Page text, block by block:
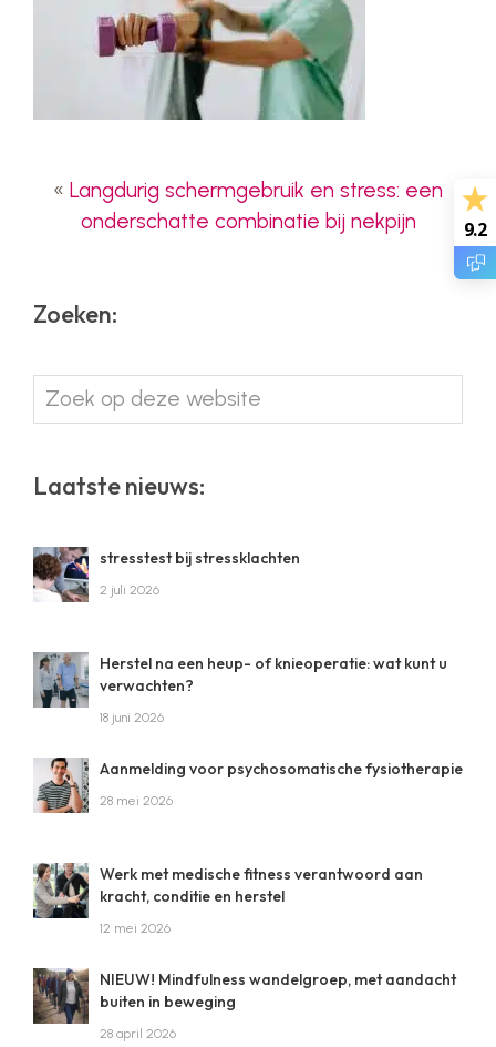
« Langdurig schermgebruik en stress: een
onderschatte combinatie bij nekpijn
Zoeken:
Zoek
op
website
Laatste nieuws:
stresstest bij stressklachten
2 juli 2026
Herstel na een heup- of knieoperatie: wat kunt u
verwachten?
18 juni 2026
Aanmelding voor psychosomatische fysiotherapie
28 mei 2026
Werk met medische fitness verantwoord aan
kracht, conditie en herstel
12 mei 2026
NIEUW! Mindfulness wandelgroep, met aandacht
buiten in beweging
28 april 2026
9.2